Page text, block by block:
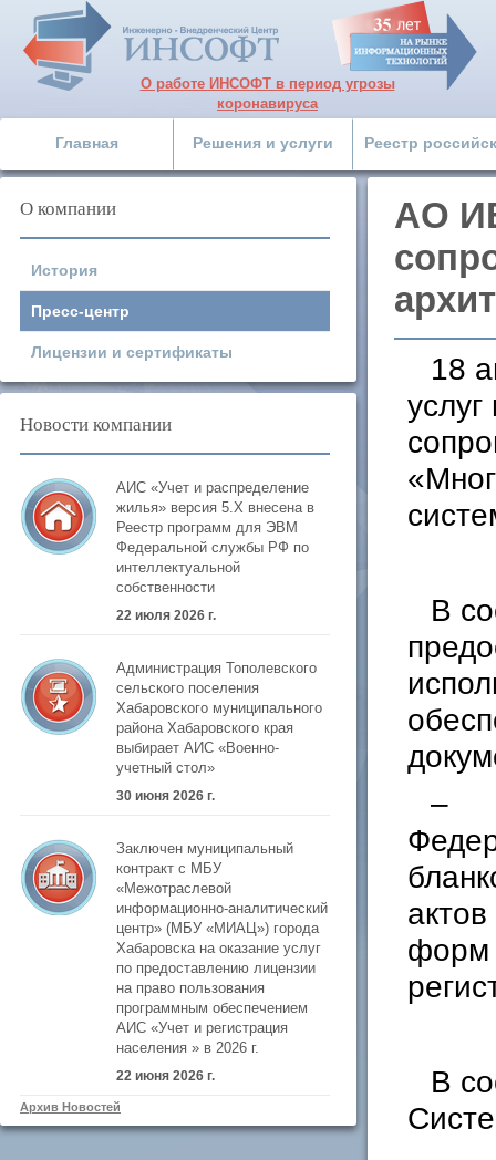
О работе ИНСОФТ в период угрозы
коронавируса
Главная Решения и услуги Реестр
О компании
История
Пресс-центр
Лицензии и сертификаты
Новости компании
АИС «Учет и распределение
жилья» версия 5.Х внесена в
Реестр программ для ЭВМ
Федеральной службы РФ по
интеллектуальной
собственности
22 июля 2026 г.
Администрация Тополевского
сельского поселения
Хабаровского муниципального
района Хабаровского края
выбирает АИС «Военно-
учетный стол»
30 июня 2026 г.
Заключен муниципальный
контракт с МБУ
«Межотраслевой
информационно-аналитический
центр» (МБУ «МИАЦ») города
Хабаровска на оказание услуг
по предоставлению лицензии
на право пользования
программным обеспечением
АИС «Учет и регистрация
населения » в 2026 г.
22 июня 2026 г.
Архив Новостей
АО
18
В
–
форм
В